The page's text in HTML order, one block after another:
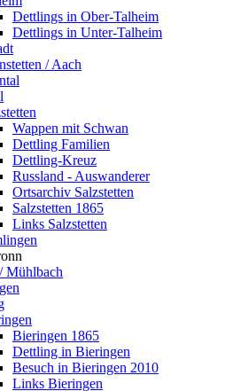
Dettlings in Ober-Talheim
Dettlings in Unter-Talheim
/ Aach
Wappen mit Schwan
Dettling Familien
Dettling-Kreuz
Russland - Auswanderer
Ortsarchiv Salzstetten
Salzstetten 1865
Links Salzstetten
Mühlbach
Bieringen 1865
Dettling in Bieringen
Besuch in Bieringen 2010
Links Bieringen